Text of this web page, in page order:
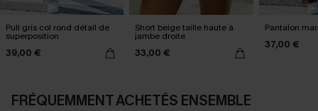
Pull gris col rond détail de
superposition
39,00 €
Short beige taille haute à
jambe droite
33,00 €
Pantalon
37,00 €
FRÉQUEMMENT ACHETÉS ENSEMBLE